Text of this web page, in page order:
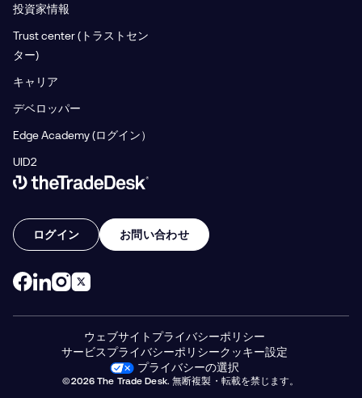
投資家情報
Trust center (トラストセン
ター)
キャリア
デベロッパー
Edge Academy (ログイン）
UID2
Link to The Trade Desk Home Page
ログイン お問い合わせ
ウェブサイトプライバシーポリシー
サービスプライバシーポリシークッキー設定
プライバシーの選択
©2026 The Trade Desk. 無断複製・転載を禁じます。